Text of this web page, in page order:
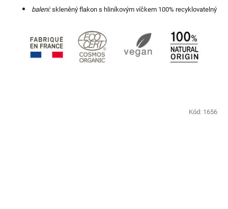
balení:skleněný flakon s hliníkovým víčkem 100% recyklovatelný
Kód: 1656